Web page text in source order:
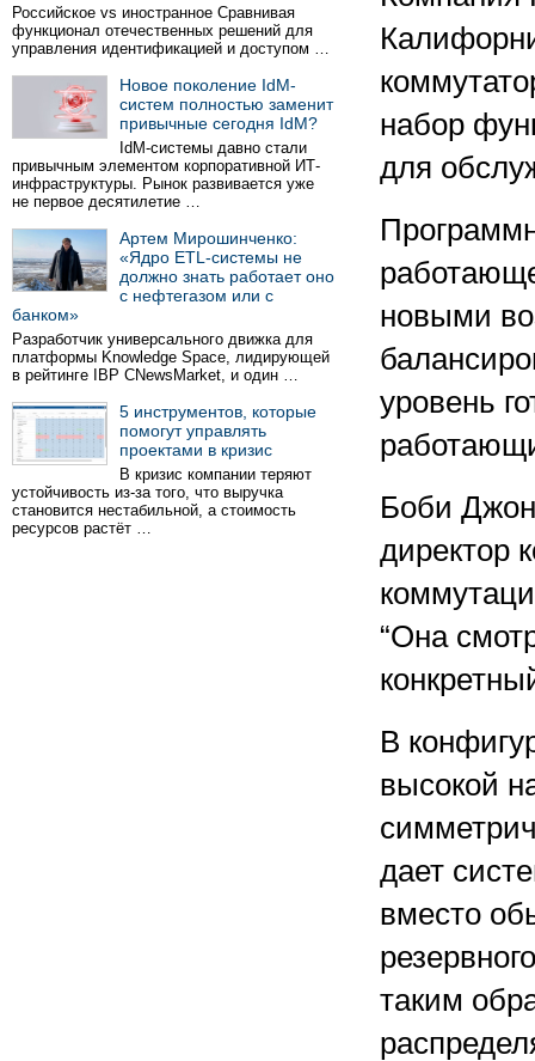
Российское vs иностранное Сравнивая
функционал отечественных решений для
управления идентификацией и доступом …
Новое поколение IdM-
систем полностью заменит
привычные сегодня IdM?
IdM-системы давно стали
привычным элементом корпоративной ИТ-
инфраструктуры. Рынок развивается уже
не первое десятилетие …
Артем Мирошинченко:
«Ядро ETL-системы не
должно знать работает оно
с нефтегазом или с
банком»
Разработчик универсального движка для
платформы Knowledge Space, лидирующей
в рейтинге IBP CNewsMarket, и один …
5 инструментов, которые
помогут управлять
проектами в кризис
В кризис компании теряют
устойчивость из-за того, что выручка
становится нестабильной, а стоимость
ресурсов растёт …
набор
для
новыми
уровень
Боби
директор
“Она
В
высокой
дает
вместо
таким